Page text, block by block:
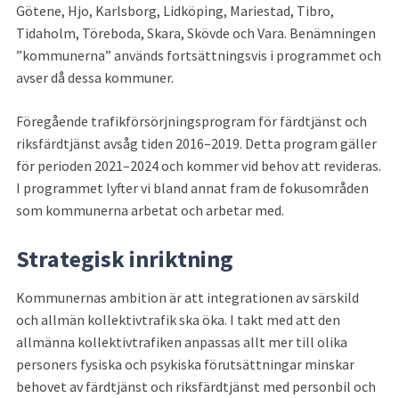
Götene, Hjo, Karlsborg, Lidköping, Mariestad, Tibro,
Tidaholm, Töreboda, Skara, Skövde och Vara. Benämningen
”kommunerna” används fortsättningsvis i programmet och
avser då dessa kommuner.
Föregående trafikförsörjningsprogram för färdtjänst och
riksfärdtjänst avsåg tiden 2016–2019. Detta program gäller
för perioden 2021–2024 och kommer vid behov att revideras.
I programmet lyfter vi bland annat fram de fokusområden
som kommunerna arbetat och arbetar med.
Strategisk inriktning
Kommunernas ambition är att integrationen av särskild
och allmän kollektivtrafik ska öka. I takt med att den
allmänna kollektivtrafiken anpassas allt mer till olika
personers fysiska och psykiska förutsättningar minskar
behovet av färdtjänst och riksfärdtjänst med personbil och